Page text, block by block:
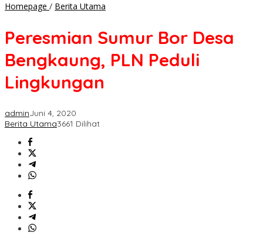
Homepage / Berita Utama
Desa
PLN
Peresmian Sumur Bor Desa
Bengkaung, PLN Peduli
Lingkungan
adminJuni 4, 2020
Berita Utama3661 Dilihat